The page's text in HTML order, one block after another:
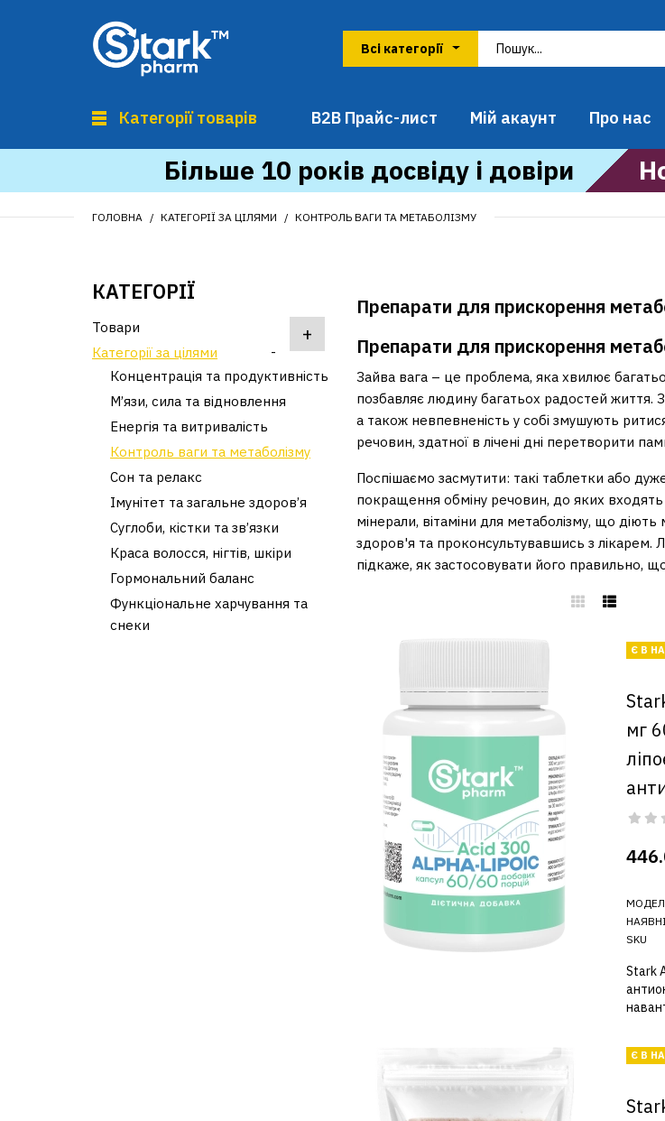
Категорії товарів B2B Прайс-лист Мій акаунт Про нас
Більше 10 років досвіду і довіри
ГОЛОВНА КАТЕГОРІЇ ЗА ЦІЛЯМИ КОНТРОЛЬ ВАГИ ТА МЕТАБОЛІЗМУ
КАТЕГОРІЇ
Товари +
Категорії за цілями -
Концентрація та продуктивність
М’язи, сила та відновлення
Енергія та витривалість
Контроль ваги та метаболізму
Сон та релакс
Імунітет та загальне здоров’я
Суглоби, кістки та зв’язки
Краса волосся, нігтів, шкіри
Гормональний баланс
Функціональне харчування та
снеки
Препарати для прискорення
Препарати для прискорення
Зайва вага – це проблема, яка хвилює
позбавляє людину багатьох радостей життя.
а також невпевненість у собі змушують
речовин, здатної в лічені дні перетворити
Поспішаємо засмутити: такі таблетки або
покращення обміну речовин, до яких
мінерали, вітаміни для метаболізму, що
здоров'я та проконсультувавшись з лікарем.
підкаже, як застосовувати його правильно,
Є В
мг
SKU
Stark
Є В